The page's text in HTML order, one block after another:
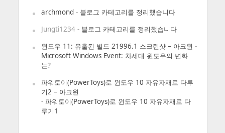
archmond- 블로그 카테고리를 정리했습니다
Jungti1234- 블로그 카테고리를 정리했습니다
윈도우 11: 유출된 빌드 21996.1 스크린샷 – 아크윈 -
Microsoft Windows Event: 차세대 윈도우의 변화
는?
파워토이(PowerToys)로 윈도우 10 자유자재로 다루
기2 – 아크윈
- 파워토이(PowerToys)로 윈도우 10 자유자재로 다
루기1